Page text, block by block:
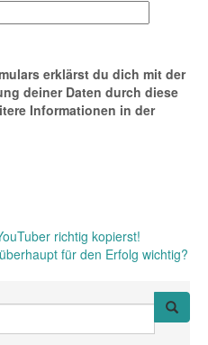
erklärst du dich mit der
deiner Daten durch diese
Informationen in der
richtig kopierst!
für den Erfolg wichtig?